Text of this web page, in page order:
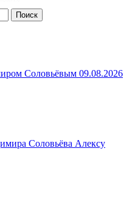
Соловьёвым 09.08.2026
Соловьёва Алексу